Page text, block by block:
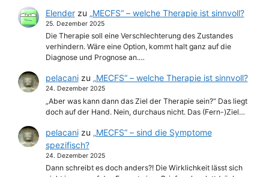
Elenderzu „MECFS“ – welche Therapie ist sinnvoll?
25. Dezember 2025
Die Therapie soll eine Verschlechterung des Zustandes
verhindern. Wäre eine Option, kommt halt ganz auf die
Diagnose und Prognose an.…
pelacanizu „MECFS“ – welche Therapie ist sinnvoll?
24. Dezember 2025
„Aber was kann dann das Ziel der Therapie sein?“ Das liegt
doch auf der Hand. Nein, durchaus nicht. Das (Fern-)Ziel…
pelacanizu „MECFS“ – sind die Symptome
spezifisch?
24. Dezember 2025
Dann schreibt es doch anders?! Die Wirklichkeit lässt sich